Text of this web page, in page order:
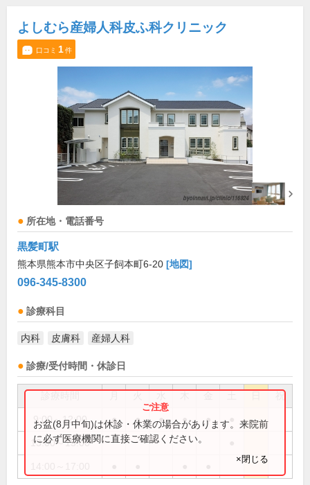
よしむら産婦人科皮ふ科クリニック
口コミ 1件
所在地・電話番号
黒髪町駅
熊本県熊本市中央区子飼本町6-20 [地図]
096-345-8300
診療科目
内科 皮膚科 産婦人科
診療/受付時間・休診日
祝
9:00～12:00 ● ● ● ● ●
13:00～15:00
お盆(8月中旬)は休診・休業の場合があります。来院前
に必ず医療機関に直接ご確認ください。
×閉じる